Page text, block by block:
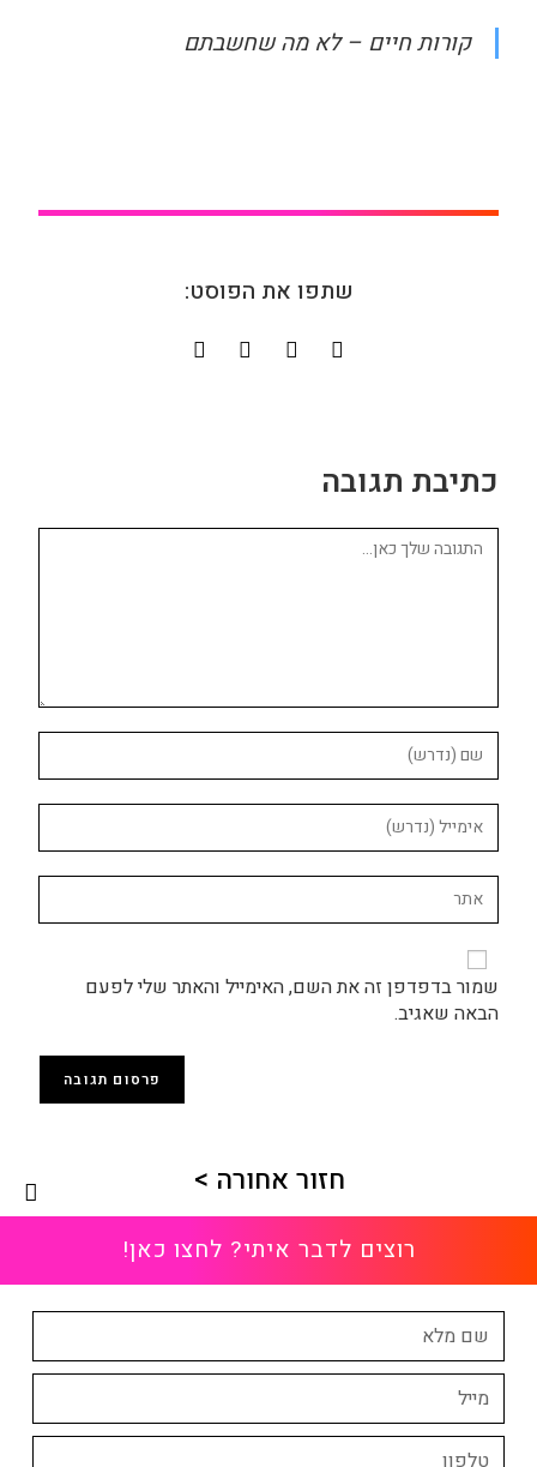
קורות חיים – לא מה שחשבתם
שתפו את הפוסט:
כתיבת תגובה
שמור בדפדפן זה את השם, האימייל והאתר שלי לפעם
הבאה שאגיב.
חזור אחורה >
רוצים לדבר איתי? לחצו כאן!